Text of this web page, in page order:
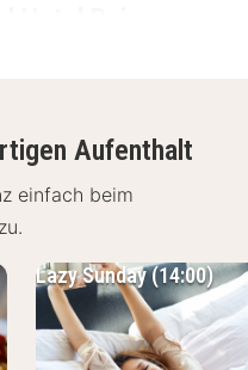
Hotel Reiss
für Städtereisende,
2026.
Kassel Hotel
Innenarchitektur mit
Von deinem
Aufenthalt
einfach beim
Lazy Sunday (14:00)